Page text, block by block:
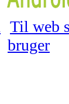
Til web
bruger